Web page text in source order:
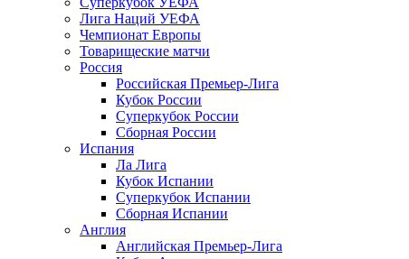
Лига Наций УЕФА
Чемпионат Европы
Товарищеские матчи
Россия
Российская Премьер-Лига
Кубок России
Суперкубок России
Сборная России
Испания
Ла Лига
Кубок Испании
Суперкубок Испании
Сборная Испании
Англия
Английская Премьер-Лига